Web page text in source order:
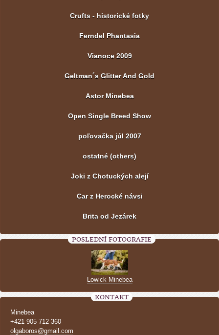
Crufts - historické fotky
Ferndel Phantasia
Vianoce 2009
Geltman´s Glitter And Gold
Astor Minebea
Open Single Breed Show
poľovačka júl 2007
ostatné (others)
Joki z Chotuckých alejí
Car z Herocké návsi
Brita od Jezárek
POSLEDNÍ FOTOGRAFIE
Lowick Minebea
KONTAKT
Minebea
+421 905 712 360
olgaboros@gmail.com